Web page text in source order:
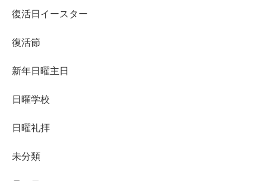
復活日イースター
復活節
新年日曜主日
日曜学校
日曜礼拝
未分類